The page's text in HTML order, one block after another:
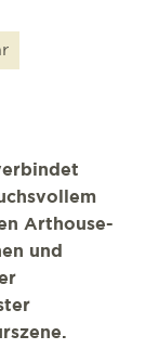
Arthouse-
und